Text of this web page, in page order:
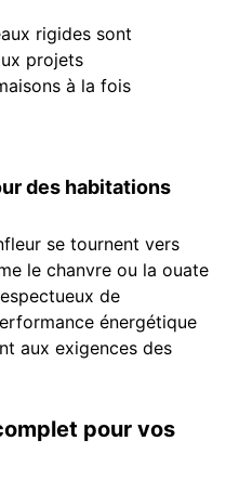
rigides sont
projets
à la fois
des habitations
se tournent vers
le chanvre ou la ouate
de
énergétique
aux exigences des
pour vos